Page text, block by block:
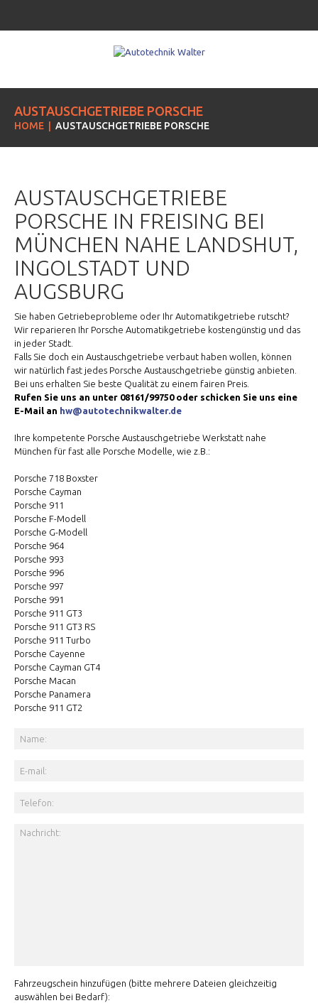
AUSTAUSCHGETRIEBE PORSCHE
HOME AUSTAUSCHGETRIEBE PORSCHE
AUSTAUSCHGETRIEBE
PORSCHE IN FREISING BEI
MÜNCHEN NAHE LANDSHUT,
INGOLSTADT UND
AUGSBURG
Sie haben Getriebeprobleme oder Ihr Automatikgetriebe rutscht?
Wir reparieren Ihr Porsche Automatikgetriebe kostengünstig und das
in jeder Stadt.
Falls Sie doch ein Austauschgetriebe verbaut haben wollen, können
wir natürlich fast jedes Porsche Austauschgetriebe günstig anbieten.
Bei uns erhalten Sie beste Qualität zu einem fairen Preis.
Rufen Sie uns an unter 08161/99750 oder schicken Sie uns eine
E-Mail an hw@autotechnikwalter.de
Ihre kompetente Porsche Austauschgetriebe Werkstatt nahe
München für fast alle Porsche Modelle, wie z.B.:
Porsche 718 Boxster
Porsche Cayman
Porsche 911
Porsche F-Modell
Porsche G-Modell
Porsche 964
Porsche 993
Porsche 996
Porsche 997
Porsche 991
Porsche 911 GT3
Porsche 911 GT3 RS
Porsche 911 Turbo
Porsche Cayenne
Porsche Cayman GT4
Porsche Macan
Porsche Panamera
Porsche 911 GT2
Fahrzeugschein hinzufügen (bitte mehrere Dateien gleichzeitig
auswählen bei Bedarf):